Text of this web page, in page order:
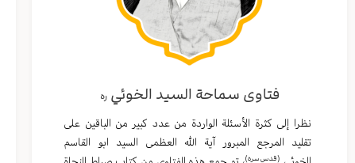
فتاوى سماحة السيد الخوئيره
نظرا إلى كثرة الأسئلة الواردة من عدد كبير من الباقين على
تقليد المرجع المبرور آية الله العظمى السيد ابو القاسم
(قدس سره)